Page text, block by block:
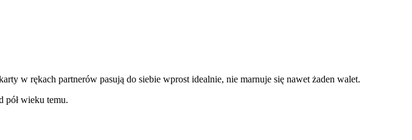
w rękach partnerów pasują do siebie wprost idealnie, nie marnuje się nawet żaden walet.
pół wieku temu.